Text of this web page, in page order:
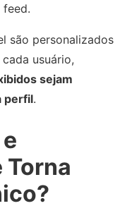
são personalizados
usuário,
sejam
perfil.
Torna